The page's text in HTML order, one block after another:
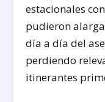
estacionales
pudieron
día a día del
perdiendo
itinerantes